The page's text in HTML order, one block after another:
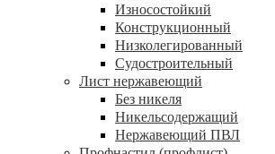
Износостойкий
Конструкционный
Низколегированный
Судостроительный
Лист нержавеющий
Без никеля
Никельсодержащий
Нержавеющий ПВЛ